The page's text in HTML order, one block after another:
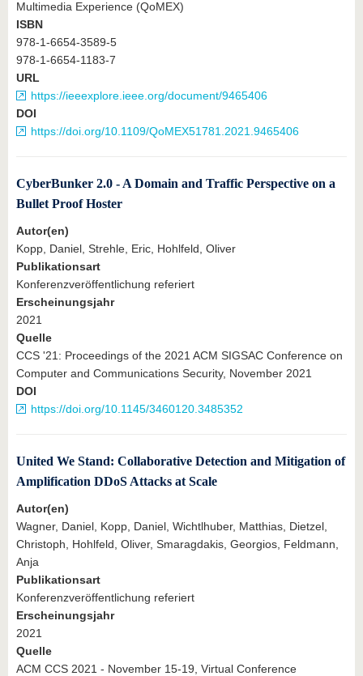
Multimedia Experience (QoMEX)
ISBN
978-1-6654-3589-5
978-1-6654-1183-7
URL
https://ieeexplore.ieee.org/document/9465406
DOI
https://doi.org/10.1109/QoMEX51781.2021.9465406
CyberBunker 2.0 - A Domain and Traffic Perspective on a
Bullet Proof Hoster
Autor(en)
Kopp, Daniel, Strehle, Eric, Hohlfeld, Oliver
Publikationsart
Konferenzveröffentlichung referiert
Erscheinungsjahr
2021
Quelle
CCS '21: Proceedings of the 2021 ACM SIGSAC Conference on
Computer and Communications Security, November 2021
DOI
https://doi.org/10.1145/3460120.3485352
United We Stand: Collaborative Detection and Mitigation of
Amplification DDoS Attacks at Scale
Autor(en)
Wagner, Daniel, Kopp, Daniel, Wichtlhuber, Matthias, Dietzel,
Christoph, Hohlfeld, Oliver, Smaragdakis, Georgios, Feldmann,
Anja
Publikationsart
Konferenzveröffentlichung referiert
Erscheinungsjahr
2021
Quelle
ACM CCS 2021 - November 15-19, Virtual Conference